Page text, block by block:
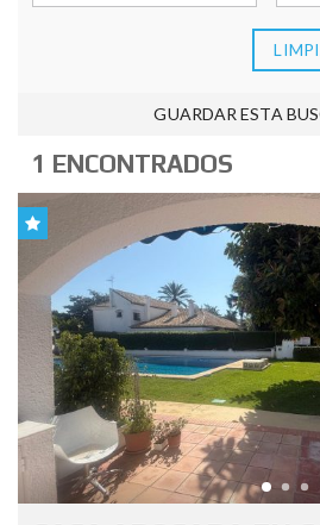
GUARDAR ESTA
1 ENCONTRADOS